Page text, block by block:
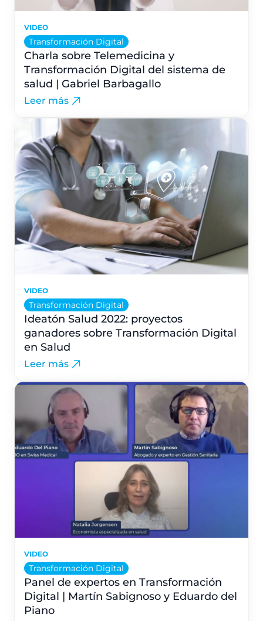
VIDEO
Transformación Digital
Charla sobre Telemedicina y
Transformación Digital del sistema de
salud | Gabriel Barbagallo
Leer más
VIDEO
Transformación Digital
Ideatón Salud 2022: proyectos
ganadores sobre Transformación Digital
en Salud
Leer más
VIDEO
Transformación Digital
Panel de expertos en Transformación
Digital | Martín Sabignoso y Eduardo del
Piano